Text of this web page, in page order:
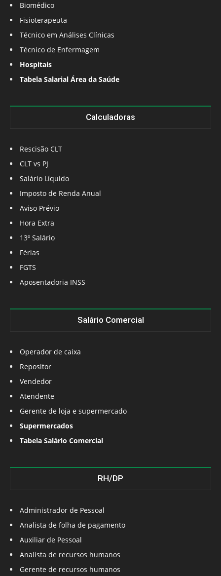
Biomédico
Fisioterapeuta
Técnico em Análises Clínicas
Técnico de Enfermagem
Hospitais
Tabela Salarial Área da Saúde
Calculadoras
Rescisão CLT
CLT vs PJ
Salário Líquido
Imposto de Renda Anual
Aviso Prévio
Hora Extra
13º Salário
Férias
FGTS
Aposentadoria INSS
Salário Comercial
Operador de caixa
Repositor
Vendedor
Atendente
Gerente de loja e supermercado
Supermercados
Tabela Salário Comercial
RH/DP
Administrador de Pessoal
Analista de folha de pagamento
Auxiliar de Pessoal
Analista de recursos humanos
Gerente de recursos humanos